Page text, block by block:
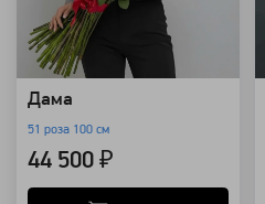
Дама
51 роза 100 см
44 500 ₽